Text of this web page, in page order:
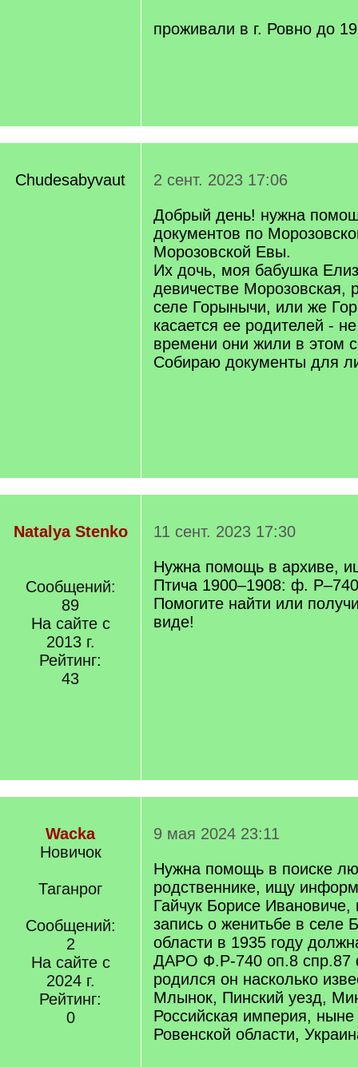
проживали в г. Ровно до
Chudesabyvaut
2 сент. 2023 17:06
Добрый день! нужна
документов по
Морозовской Евы.
Их дочь, моя бабушка
девичестве Морозовская,
селе Горынычи, или же
касается ее родителей -
времени они жили в этом
Собираю документы для
Natalya Stenko
Сообщений:
89
На сайте с
2013 г.
Рейтинг:
43
11 сент. 2023 17:30
Нужна помощь в архиве,
Птича 1900–1908: ф.
Помогите найти или
виде!
Wacka
Новичок
Таганрог
Сообщений:
2
На сайте с
2024 г.
Рейтинг:
0
9 мая 2024 23:11
Нужна помощь в поиске
родственнике, ищу
Гайчук Борисе Ивановиче,
запись о женитьбе в селе
области в 1935 году
ДАРО Ф.Р-740 оп.8 спр.87
родился он насколько
Млынок, Пинский уезд,
Российская империя, ныне
Ровенской области,